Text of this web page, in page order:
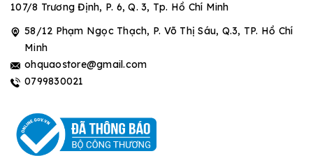
107/8 Trương Định, P. 6, Q. 3, Tp. Hồ Chí Minh
58/12 Phạm Ngọc Thạch, P. Võ Thị Sáu, Q.3, TP. Hồ Chí
Minh
ohquaostore@gmail.com
0799830021